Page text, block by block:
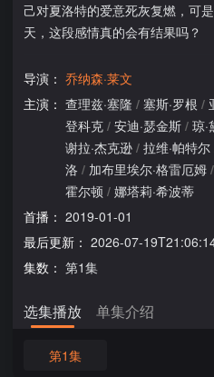
己对夏洛特的爱意死灰复燃，可
天，这段感情真的会有结果吗？
导演： 乔纳森·莱文
主演： 查理兹·塞隆 / 塞斯·罗根 /
登科克 / 安迪·瑟金斯 / 琼·
谢拉·杰克逊 / 拉维·帕特尔
洛 / 加布里埃尔·格雷厄姆 /
霍尔顿 / 娜塔莉·希波蒂
首播： 2019-01-01
最后更新： 2026-07-
集数： 第1集
选集播放 单集介绍
第1集